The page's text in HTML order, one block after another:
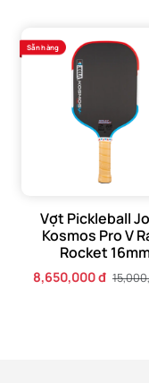
thống thường chỉ
Propulsion Core
Khi bạn thực hiện
tốc (speed-ups),
hơn mà người chơi
Đối với dòng 16mm,
Third Shot Drop.
giúp mình dễ dàng
Sẵn hàng
Vợt Pickleball
Kosmos Pro V
Rocket
8,650,000 đ